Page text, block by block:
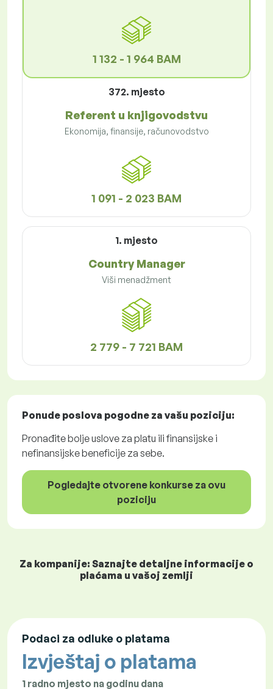
1 132 - 1 964 BAM
372. mjesto
Referent u knjigovodstvu
Ekonomija, finansije, računovodstvo
1 091 - 2 023 BAM
1. mjesto
Country Manager
Viši menadžment
2 779 - 7 721 BAM
Ponude poslova pogodne za vašu poziciju:
Pronađite bolje uslove za platu ili finansijske i
nefinansijske beneficije za sebe.
Pogledajte otvorene konkurse za ovu
poziciju
Za kompanije: Saznajte detaljne informacije o
plaćama u vašoj zemlji
Podaci za odluke o platama
Izvještaj o platama
1 radno mjesto na godinu dana